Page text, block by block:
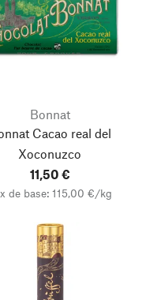
Bonnat
Cacao real del
Xoconuzco
11,50 €
de base: 115,00 €/kg